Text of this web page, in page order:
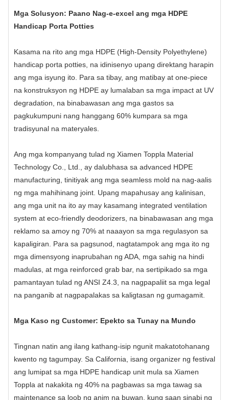
Mga Solusyon: Paano Nag-e-excel ang mga HDPE
Handicap Porta Potties
Kasama na rito ang mga HDPE (High-Density Polyethylene)
handicap porta potties, na idinisenyo upang direktang harapin
ang mga isyung ito. Para sa tibay, ang matibay at one-piece
na konstruksyon ng HDPE ay lumalaban sa mga impact at UV
degradation, na binabawasan ang mga gastos sa
pagkukumpuni nang hanggang 60% kumpara sa mga
tradisyunal na materyales.
Ang mga kompanyang tulad ng Xiamen Toppla Material
Technology Co., Ltd., ay dalubhasa sa advanced HDPE
manufacturing, tinitiyak ang mga seamless mold na nag-aalis
ng mga mahihinang joint. Upang mapahusay ang kalinisan,
ang mga unit na ito ay may kasamang integrated ventilation
system at eco-friendly deodorizers, na binabawasan ang mga
reklamo sa amoy ng 70% at naaayon sa mga regulasyon sa
kapaligiran. Para sa pagsunod, nagtatampok ang mga ito ng
mga dimensyong inaprubahan ng ADA, mga sahig na hindi
madulas, at mga reinforced grab bar, na sertipikado sa mga
pamantayan tulad ng ANSI Z4.3, na nagpapaliit sa mga legal
na panganib at nagpapalakas sa kaligtasan ng gumagamit.
Mga Kaso ng Customer: Epekto sa Tunay na Mundo
Tingnan natin ang ilang kathang-isip ngunit makatotohanang
kwento ng tagumpay. Sa California, isang organizer ng festival
ang lumipat sa mga HDPE handicap unit mula sa Xiamen
Toppla at nakakita ng 40% na pagbawas sa mga tawag sa
maintenance sa loob ng anim na buwan, kung saan sinabi ng